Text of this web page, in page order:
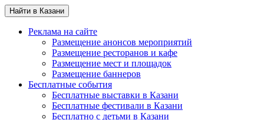
Найти в Казани
Реклама на сайте
Размещение анонсов мероприятий
Размещение ресторанов и кафе
Размещение мест и площадок
Размещение баннеров
Бесплатные события
Бесплатные выставки в Казани
Бесплатные фестивали в Казани
Бесплатно с детьми в Казани